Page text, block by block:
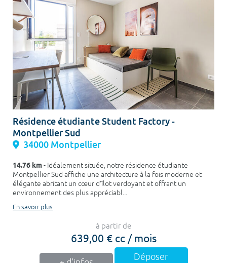
Résidence étudiante Student Factory -
Montpellier Sud
34000 Montpellier
14.76 km- Idéalement située, notre résidence étudiante
Montpellier Sud affiche une architecture à la fois moderne et
élégante abritant un cœur d'îlot verdoyant et offrant un
environnement des plus appréciabl...
En savoir plus
à partir de
639,00 € cc / mois
Déposer